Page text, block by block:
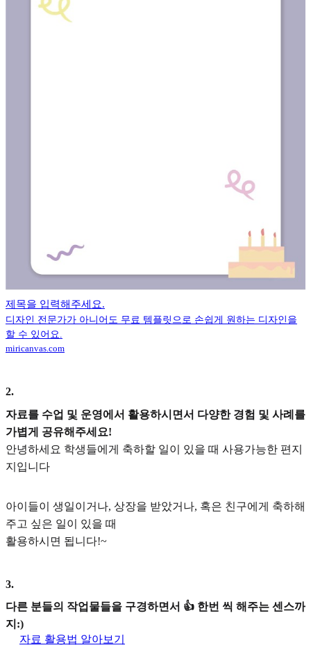
제목을 입력해주세요.
디자인 전문가가 아니어도 무료 템플릿으로 손쉽게 원하는 디자인을
할 수 있어요.
miricanvas.com
2.
자료를 수업 및 운영에서 활용하시면서 다양한 경험 및 사례를
가볍게 공유해주세요!
안녕하세요 학생들에게 축하할 일이 있을 때 사용가능한 편지
지입니다
아이들이 생일이거나, 상장을 받았거나, 혹은 친구에게 축하해
주고 싶은 일이 있을 때
활용하시면 됩니다!~
3.
다른 분들의 작업물들을 구경하면서 👍 한번 씩 해주는 센스까
지:)
자료 활용법 알아보기